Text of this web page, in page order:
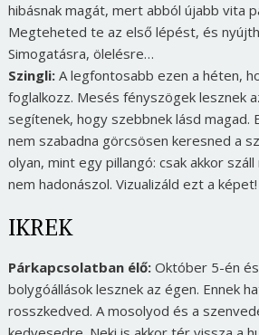
hibásnak magát, mert abból újabb vita
Megteheted te az első lépést, és
Simogatásra, ölelésre…
Szingli:A legfontosabb ezen a héten,
foglalkozz. Mesés fényszögek lesznek
segítenek, hogy szebbnek lásd magad.
nem szabadna görcsösen keresned a
olyan, mint egy pillangó: csak akkor
nem hadonászol. Vizualizáld ezt a képet!
IKREK
Párkapcsolatban élő:Október 5-én
bolygóállások lesznek az égen. Ennek
rosszkedved. A mosolyod és a